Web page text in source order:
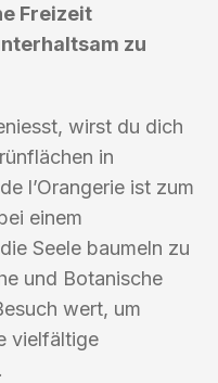
Freizeit
zu
wirst du dich
in
l’Orangerie ist zum
einem
Seele baumeln zu
und Botanische
wert, um
vielfältige